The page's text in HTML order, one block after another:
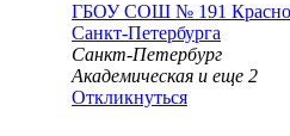
ГБОУ СОШ № 191
Санкт-Петербурга
Санкт-Петербург
Академическая и еще 2
Откликнуться